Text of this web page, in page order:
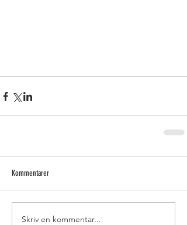
Kommentarer
Skriv en kommentar...